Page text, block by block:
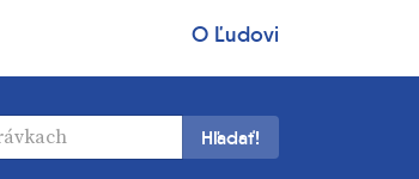
O Ľudovi
Hľadať!